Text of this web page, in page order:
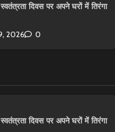
दिवस पर अपने घरों में तिरंगा
2026 0
दिवस पर अपने घरों में तिरंगा